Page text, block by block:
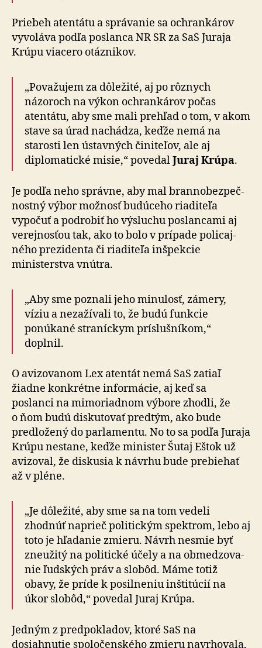
Priebeh atentátu a správanie sa ochrankárov
vyvoláva podľa poslanca NR SR za SaS Juraja
Krúpu viacero otáznikov.
„Považujem za dôležité, aj po rôznych
názoroch na výkon ochrankárov počas
atentátu, aby sme mali prehľad o tom, v akom
stave sa úrad nachádza, keďže nemá na
starosti len ústavných činiteľov, ale aj
diplomatické misie,“ povedalJuraj Krúpa.
Je podľa neho správne, aby mal bran­no­bez­peč­
nostný výbor možnosť budúceho riaditeľa
vypočuť a pod­ro­biť ho výsluchu poslancami aj
ve­rej­nosťou tak, ako to bolo v prí­pa­de poli­caj­
ného pre­zi­denta či ria­di­teľa inšpekcie
ministerstva vnútra.
„Aby sme poznali jeho minulosť, zámery,
víziu a ne­za­ží­vali to, že budú funkcie
ponúkané straníckym príslušníkom,“
doplnil.
O avizovanom Lex atentát nemá SaS zatiaľ
žiadne konkrétne infor­má­cie, aj keď sa
poslanci na mimo­riadnom výbore zhodli, že
o ňom budú diskutovať predtým, ako bude
predložený do par­la­men­tu. No to sa podľa Juraja
Krúpu nestane, keďže minister Šutaj Eštok už
avizoval, že diskusia k návrhu bude pre­bie­hať
až v pléne.
„Je dôležité, aby sme sa na tom vedeli
zhodnúť naprieč politickým spektrom, lebo aj
toto je hľadanie zmieru. Návrh nesmie byť
zneužitý na politické účely a na ob­me­dzo­va­
nie ľudských práv a slobôd. Máme totiž
obavy, že príde k po­sil­ne­niu inšti­tú­cií na
úkor slobôd,“ povedal Juraj Krúpa.
Jedným z predpokladov, ktoré SaS na
dosiahnutie spo­lo­čen­ského zmieru navrho­va­la,